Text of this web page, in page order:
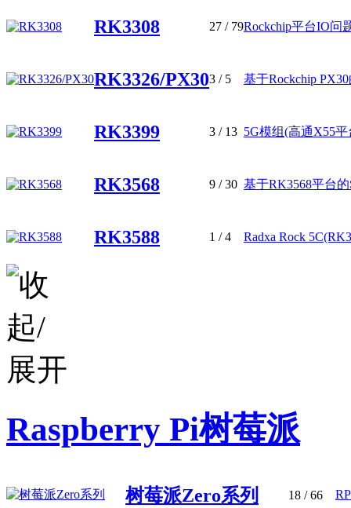
RK3308 27 / 79Rockchip平台IO问
RK3326/PX303 / 5 基于Rockchip
RK3399 3 / 13 5G模组(高通X55平
RK3568 9 / 30 基于RK3568平台
RK3588 1 / 4 Radxa Rock
Raspberry Pi树莓派
树莓派Zero系列 18 / 66